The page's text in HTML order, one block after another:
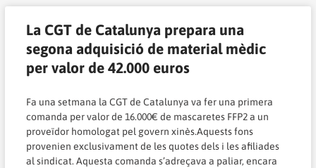
La CGT de Catalunya prepara una
segona adquisició de material mèdic
per valor de 42.000 euros
Fa una setmana la CGT de Catalunya va fer una primera
comanda per valor de 16.000€ de mascaretes FFP2 a un
proveïdor homologat pel govern xinès.Aquests fons
provenien exclusivament de les quotes dels i les afiliades
al sindicat. Aquesta comanda s’adreçava a paliar, encara